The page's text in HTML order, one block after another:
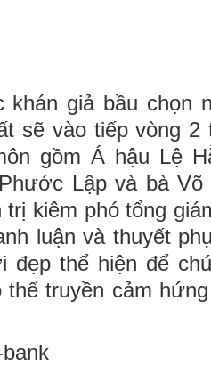
khán giả bầu chọn
sẽ vào tiếp vòng
gồm Á hậu Lệ
Lập và bà
trị kiêm phó tổng
luận và thuyết
đẹp thể hiện để
thể truyền cảm